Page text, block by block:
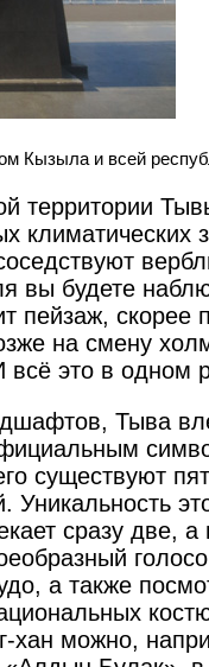
Кызыла и всей
территории
климатических
вы будете
пейзаж,
на смену
всё это в одном
Тыва
существуют
Уникальность
сразу две, а
а также
хан можно,